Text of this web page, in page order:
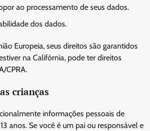
ao processamento de seus dados.
dos dados.
Europeia, seus direitos são garantidos
na Califórnia, pode ter direitos
CPRA.
crianças
informações pessoais de
anos. Se você é um pai ou responsável e